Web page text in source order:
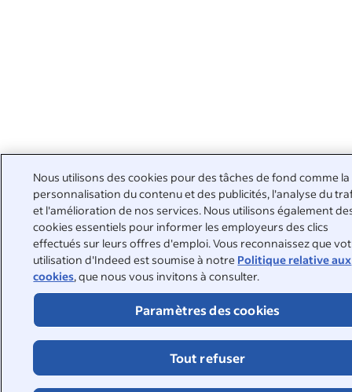
Nous utilisons des cookies pour des tâches de fond comme la
personnalisation du contenu et des publicités, l'analyse du
et l'amélioration de nos services. Nous utilisons également
cookies essentiels pour informer les employeurs des clics
effectués sur leurs offres d'emploi. Vous reconnaissez que
utilisation d'Indeed est soumise à notre Politique relative aux
cookies, que nous vous invitons à consulter.
Paramètres des cookies
Tout refuser